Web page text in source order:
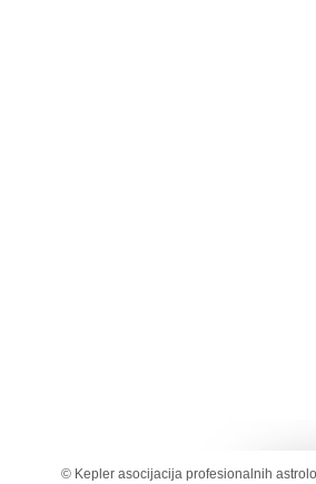
© Kepler asocijacija profesionalnih